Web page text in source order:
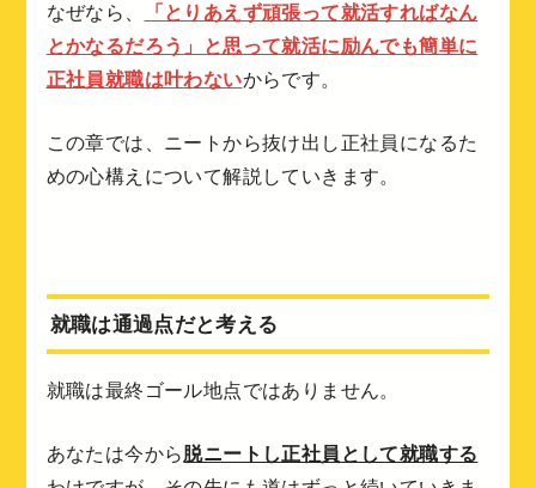
なぜなら、
「とりあえず頑張って就活すればなん
とかなるだろう」と思って就活に励んでも簡単に
正社員就職は叶わないからです。
この章では、ニートから抜け出し正社員になるた
めの心構えについて解説していきます。
就職は通過点だと考える
就職は最終ゴール地点ではありません。
あなたは今から脱ニートし正社員として就職する